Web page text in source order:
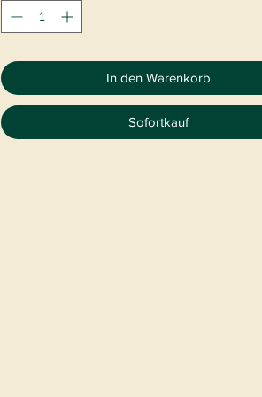
In den Warenkorb
Sofortkauf